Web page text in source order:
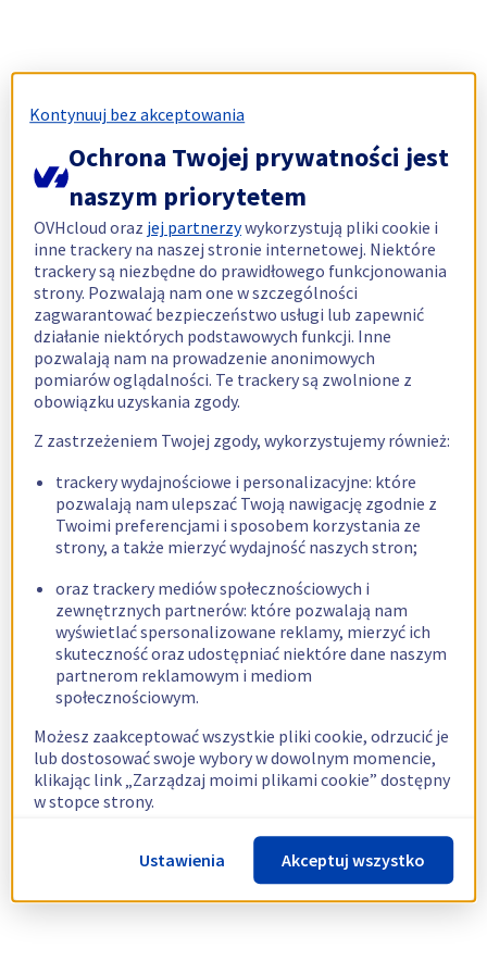
Kontynuuj bez akceptowania
Ochrona Twojej prywatności jest
naszym priorytetem
OVHcloud oraz jej partnerzywykorzystują pliki cookie i
inne trackery na naszej stronie internetowej. Niektóre
trackery są niezbędne do prawidłowego funkcjonowania
strony. Pozwalają nam one w szczególności
zagwarantować bezpieczeństwo usługi lub zapewnić
działanie niektórych podstawowych funkcji. Inne
pozwalają nam na prowadzenie anonimowych
pomiarów oglądalności. Te trackery są zwolnione z
obowiązku uzyskania zgody.
Z zastrzeżeniem Twojej zgody, wykorzystujemy również:
trackery wydajnościowe i personalizacyjne: które
pozwalają nam ulepszać Twoją nawigację zgodnie z
Twoimi preferencjami i sposobem korzystania ze
strony, a także mierzyć wydajność naszych stron;
oraz trackery mediów społecznościowych i
zewnętrznych partnerów: które pozwalają nam
wyświetlać spersonalizowane reklamy, mierzyć ich
skuteczność oraz udostępniać niektóre dane naszym
partnerom reklamowym i mediom
społecznościowym.
Możesz zaakceptować wszystkie pliki cookie, odrzucić je
lub dostosować swoje wybory w dowolnym momencie,
klikając link „Zarządzaj moimi plikami cookie” dostępny
w stopce strony.
Więcej informacji znajdziesz w naszejpolityce
dotyczącej wykorzystywania plików cookie.
Ustawienia Akceptuj wszystko